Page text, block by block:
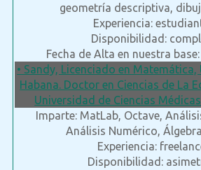
geometría descriptiva,
Experiencia:
Disponibilidad:
Fecha de Alta en nuestra
• Sandy, Licenciado en
Habana. Doctor en Ciencias de La
Universidad de Ciencias
Imparte: MatLab, Octave,
Análisis Numérico,
Experiencia:
Disponibilidad: